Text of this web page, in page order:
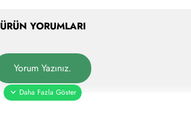
ÜRÜN YORUMLARI
Yorum Yazınız.